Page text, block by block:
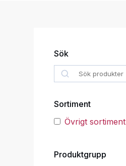
Sök
Search
Sortiment
Övrigt sortiment
Produktgrupp